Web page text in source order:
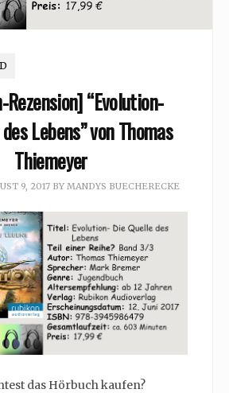
Rezension] “Evolution-
Lebens” von Thomas
Thiemeyer
9, 2017BY MANDYS BUECHERECKE
das Hörbuch kaufen?